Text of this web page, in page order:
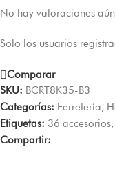
No hay valoraciones
Solo los usuarios
Comparar
SKU: BCRT8K35-B3
Categorías: Ferretería,
Etiquetas: 36 accesorios,
Compartir: